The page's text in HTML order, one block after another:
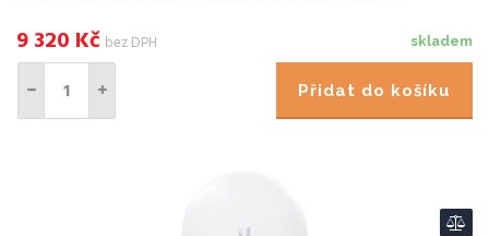
přip...
skladem
9 320 Kč bez DPH
Přidat do košíku